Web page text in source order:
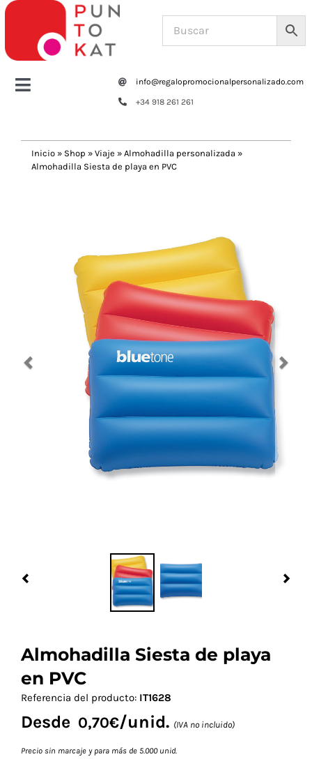
Saltar
contenido
Toggle
Tazas y botellas
Navidad 🎄 Invierno
info@regalopromocionalpersonalizado.com
+34 918 261 261
Inicio » Shop » Viaje » Almohadilla personalizada »
Almohadilla Siesta de playa en PVC
Almohadilla Siesta de playa
en PVC
Referencia del producto: IT1628
Desde 0,70€/unid. (IVA no incluido)
Precio sin marcaje y para más de 5.000 unid.